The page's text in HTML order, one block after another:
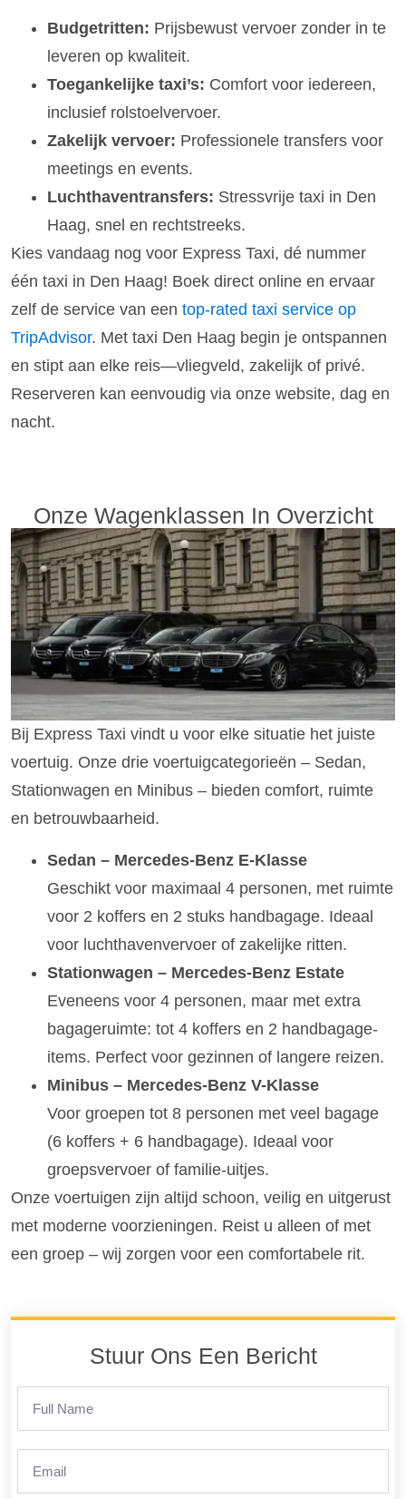
Budgetritten: Prijsbewust vervoer zonder in te
leveren op kwaliteit.
Toegankelijke taxi’s: Comfort voor iedereen,
inclusief rolstoelvervoer.
Zakelijk vervoer: Professionele transfers voor
meetings en events.
Luchthaventransfers: Stressvrije taxi in Den
Haag, snel en rechtstreeks.
Kies vandaag nog voor Express Taxi, dé nummer
één taxi in Den Haag! Boek direct online en ervaar
zelf de service van een top-rated taxi service op
TripAdvisor. Met taxi Den Haag begin je ontspannen
en stipt aan elke reis—vliegveld, zakelijk of privé.
Reserveren kan eenvoudig via onze website, dag en
nacht.
Onze Wagenklassen In Overzicht
Bij Express Taxi vindt u voor elke situatie het juiste
voertuig. Onze drie voertuigcategorieën – Sedan,
Stationwagen en Minibus – bieden comfort, ruimte
en betrouwbaarheid.
Sedan – Mercedes-Benz E-Klasse
Geschikt voor maximaal 4 personen, met ruimte
voor 2 koffers en 2 stuks handbagage. Ideaal
voor luchthavenvervoer of zakelijke ritten.
Stationwagen – Mercedes-Benz Estate
Eveneens voor 4 personen, maar met extra
bagageruimte: tot 4 koffers en 2 handbagage-
items. Perfect voor gezinnen of langere reizen.
Minibus – Mercedes-Benz V-Klasse
Voor groepen tot 8 personen met veel bagage
(6 koffers + 6 handbagage). Ideaal voor
groepsvervoer of familie-uitjes.
Onze voertuigen zijn altijd schoon, veilig en uitgerust
met moderne voorzieningen. Reist u alleen of met
een groep – wij zorgen voor een comfortabele rit.
Stuur Ons Een Bericht